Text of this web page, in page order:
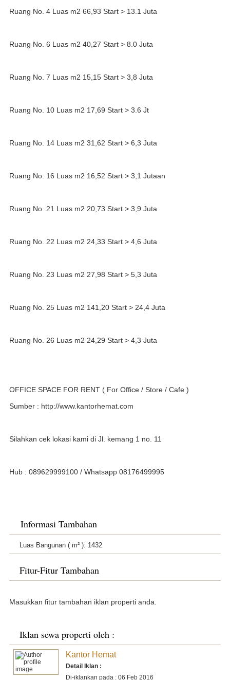
Ruang No. 4 Luas m2 66,93 Start > 13.1 Juta
Ruang No. 6 Luas m2 40,27 Start > 8.0 Juta
Ruang No. 7 Luas m2 15,15 Start > 3,8 Juta
Ruang No. 10 Luas m2 17,69 Start > 3.6 Jt
Ruang No. 14 Luas m2 31,62 Start > 6,3 Juta
Ruang No. 16 Luas m2 16,52 Start > 3,1 Jutaan
Ruang No. 21 Luas m2 20,73 Start > 3,9 Juta
Ruang No. 22 Luas m2 24,33 Start > 4,6 Juta
Ruang No. 23 Luas m2 27,98 Start > 5,3 Juta
Ruang No. 25 Luas m2 141,20 Start > 24,4 Juta
Ruang No. 26 Luas m2 24,29 Start > 4,3 Juta
OFFICE SPACE FOR RENT ( For Office / Store / Cafe )
Sumber : http://www.kantorhemat.com
Silahkan cek lokasi kami di Jl. kemang 1 no. 11
Hub : 089629999100 / Whatsapp 08176499995
Informasi Tambahan
Luas Bangunan ( m² ): 1432
Fitur-Fitur Tambahan
Masukkan fitur tambahan iklan properti anda.
Iklan sewa properti oleh :
Kantor Hemat
Detail Iklan :
Di-iklankan pada : 06 Feb 2016